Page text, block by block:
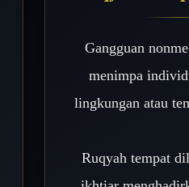
Gangguan
menimpa
lingkungan atau
Ruqyah tempat